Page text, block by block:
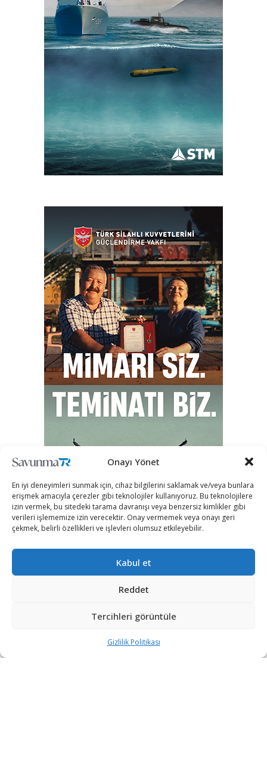
Onayı Yönet
En iyi deneyimleri sunmak için, cihaz bilgilerini saklamak ve/veya bunlara
erişmek amacıyla çerezler gibi teknolojiler kullanıyoruz. Bu teknolojilere
izin vermek, bu sitedeki tarama davranışı veya benzersiz kimlikler gibi
verileri işlememize izin verecektir. Onay vermemek veya onayı geri
çekmek, belirli özellikleri ve işlevleri olumsuz etkileyebilir.
Kabul et
Reddet
Tercihleri görüntüle
Gizlilik Politikası